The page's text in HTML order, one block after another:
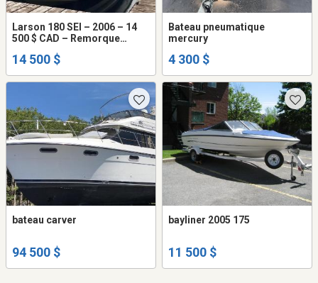
Larson 180 SEI – 2006 – 14
500 $ CAD – Remorque
14 500 $
Bateau pneumatique
mercury
4 300 $
bateau carver
94 500 $
bayliner 2005 175
11 500 $